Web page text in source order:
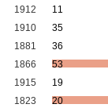
1912
11
1910
35
1881
36
1866
53
1915
19
1823 20